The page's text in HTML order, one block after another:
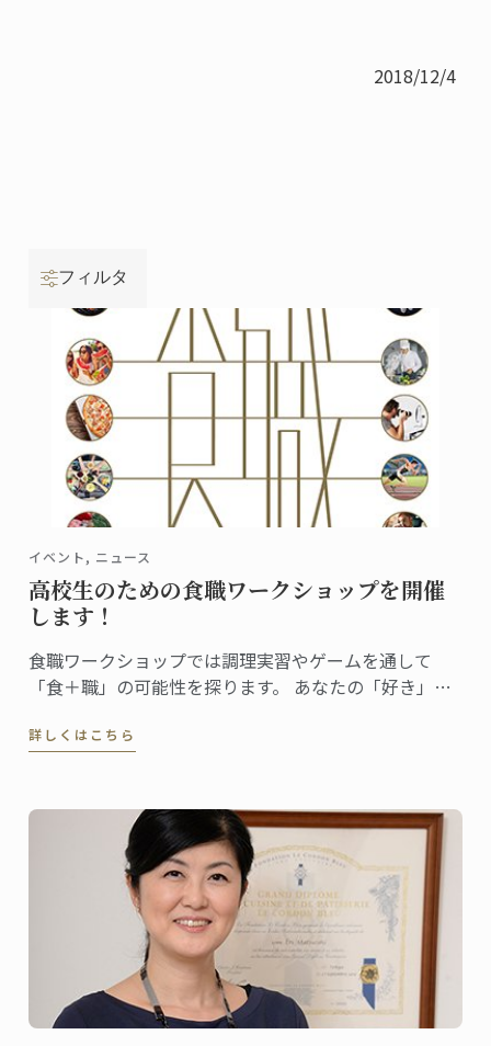
2018/12/4
フィルタ
イベント, ニュース
高校生のための食職ワークショップを開催
します！
食職ワークショップでは調理実習やゲームを通して
「食＋職」の可能性を探ります。 あなたの「好き」が
詳しくはこちら